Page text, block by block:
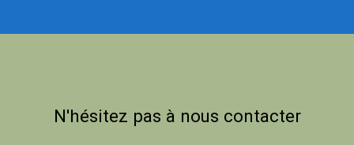
N'hésitez pas à nous contacter